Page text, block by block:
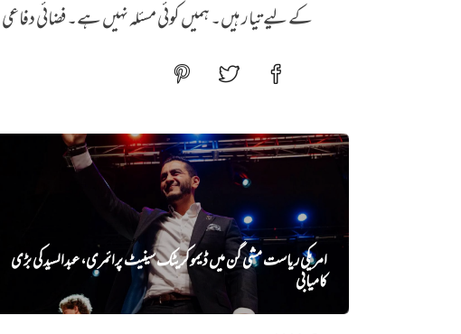
کے لیے تیار ہیں۔ ہمیں کوئی مسئلہ نہیں ہے۔ فضائی
امریکی ریاست مشی گن میں ڈیموکریٹک سینیٹ پرائمری، عبدالسید کی بڑی
کامیابی